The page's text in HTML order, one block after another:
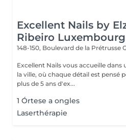
Excellent Nails by
Ribeiro
148-150, Boulevard de la Prétrusse
Excellent Nails vous accueille dans
la ville, où chaque détail est pensé pour
plus de 5 ans d'ex...
1 Órtese a ongles
Laserthérapie